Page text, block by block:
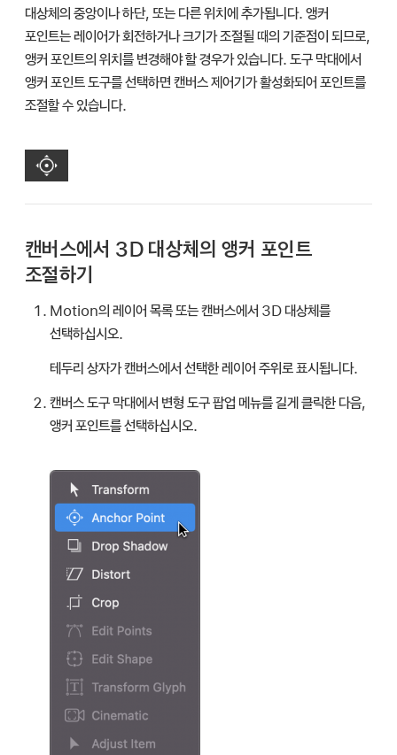
대상체의 중앙이나 하단, 또는 다른 위치에 추가됩니다. 앵커
포인트는 레이어가 회전하거나 크기가 조절될 때의 기준점이 되므로,
앵커 포인트의 위치를 변경해야 할 경우가 있습니다. 도구 막대에서
앵커 포인트 도구를 선택하면 캔버스 제어기가 활성화되어 포인트를
조절할 수 있습니다.
캔버스에서 3D 대상체의 앵커 포인트
조절하기
Motion의 레이어 목록 또는 캔버스에서 3D 대상체를
선택하십시오.
테두리 상자가 캔버스에서 선택한 레이어 주위로 표시됩니다.
캔버스 도구 막대에서 변형 도구 팝업 메뉴를 길게 클릭한 다음,
앵커 포인트를 선택하십시오.